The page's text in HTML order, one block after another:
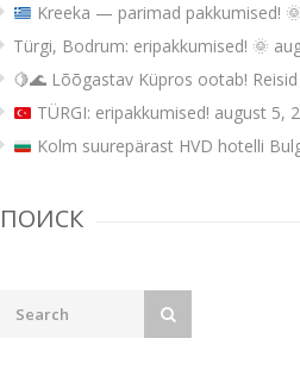
Kreeka — parimad pakkumised! 🌞
Türgi, Bodrum: eripakkumised! 🌞
🍋🌊 Lõõgastav Küpros ootab! Reisid
TÜRGI: eripakkumised! august 5,
Kolm suurepärast HVD hotelli
ПОИСК